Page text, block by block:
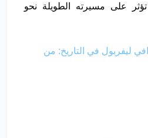
تؤثر على مسيرته الطويلة نحو
ليفربول في التاريخ: من